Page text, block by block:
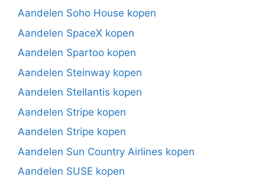
Aandelen Soho House kopen
Aandelen SpaceX kopen
Aandelen Spartoo kopen
Aandelen Steinway kopen
Aandelen Stellantis kopen
Aandelen Stripe kopen
Aandelen Stripe kopen
Aandelen Sun Country Airlines kopen
Aandelen SUSE kopen